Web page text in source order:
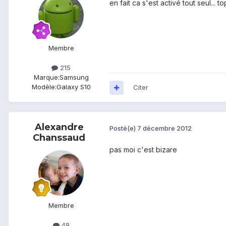
Membre
215
Marque:Samsung
Modèle:Galaxy S10
en fait ca s'est activé tout seul...
Citer
Alexandre
Chanssaud
Membre
Posté(e) 7 décembre 2012
pas moi c'est bizare